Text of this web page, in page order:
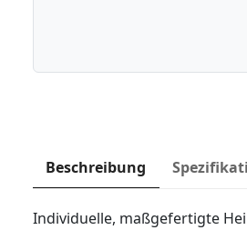
Beschreibung
Individuelle, maßgefertigte